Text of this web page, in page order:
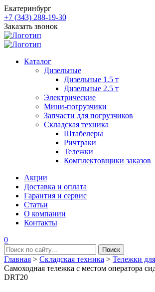
Екатеринбург
+7 (343) 288-19-30
Заказать звонок
Каталог
Дизельные
Дизельные 1.5 т
Дизельные 2.5 т
Электрические
Мини-погрузчики
Запчасти для погрузчиков
Складская техника
Штабелеры
Ричтраки
Тележки
Комплектовщики заказов
Акции
Доставка и оплата
Гарантия и сервис
Статьи
О компании
Контакты
0
Главная > Складская техника > Тележки
Самоходная тележка с местом оператора
DRT20